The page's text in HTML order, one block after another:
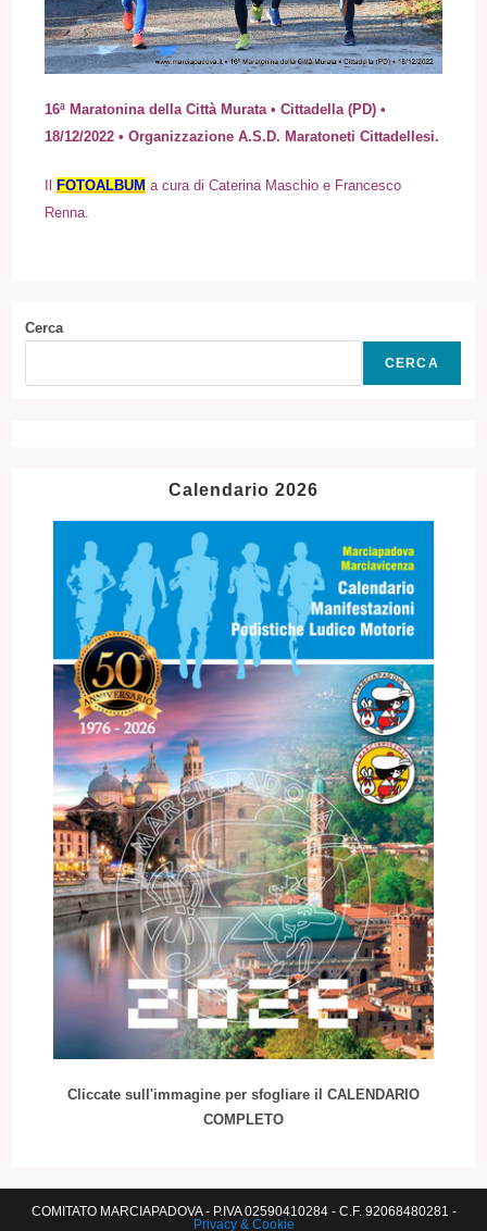
16ª Maratonina della Città Murata • Cittadella (PD) •
18/12/2022 • Organizzazione A.S.D. Maratoneti Cittadellesi.
FOTOALBUM a cura di Caterina Maschio e Francesco
Renna.
Cerca
CERCA
Calendario 2026
Cliccate sull'immagine per sfogliare il CALENDARIO
COMPLETO
COMITATO MARCIAPADOVA - P.IVA 02590410284 - C.F. 92068480281 -
Privacy & Cookie